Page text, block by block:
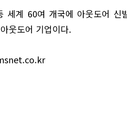
세계 60여 개국에 아웃도어 신
웃도어 기업이다.